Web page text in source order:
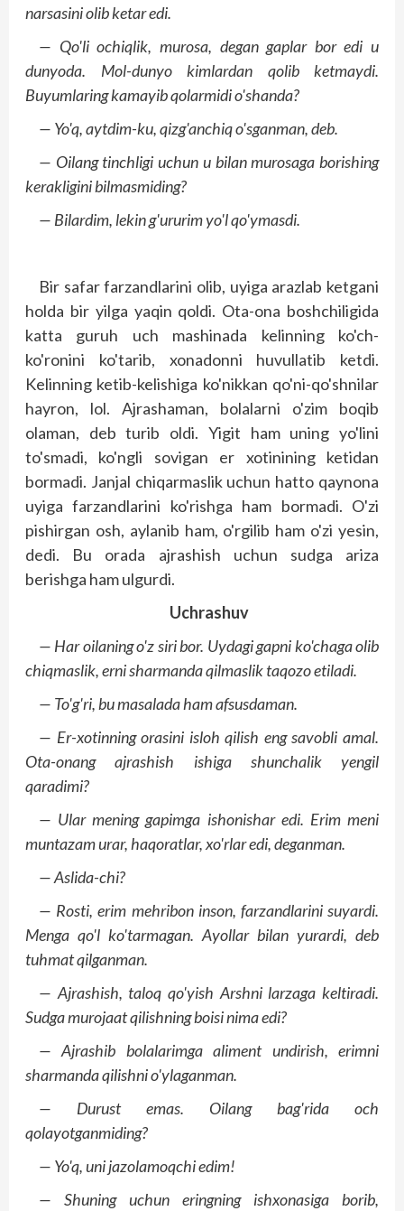
narsasini olib ketar edi.
— Qo'li ochiqlik, murosa, degan gaplar bor edi u
dunyoda. Mol-dunyo kimlardan qolib ketmaydi.
Buyumlaring kamayib qolarmidi o'shanda?
— Yo'q, aytdim-ku, qizg'anchiq o'sganman, deb.
— Oilang tinchligi uchun u bilan murosaga borishing
kerakligini bilmasmiding?
— Bilardim, lekin g'ururim yo'l qo'ymasdi.
Bir safar farzandlarini olib, uyiga arazlab ketgani
holda bir yilga yaqin qoldi. Ota-ona boshchiligida
katta guruh uch mashinada kelinning ko'ch-
ko'ronini ko'tarib, xonadonni huvullatib ketdi.
Kelinning ketib-kelishiga ko'nikkan qo'ni-qo'shnilar
hayron, lol. Ajrashaman, bolalarni o'zim boqib
olaman, deb turib oldi. Yigit ham uning yo'lini
to'smadi, ko'ngli sovigan er xotinining ketidan
bormadi. Janjal chiqarmaslik uchun hatto qaynona
uyiga farzandlarini ko'rishga ham bormadi. O'zi
pishirgan osh, aylanib ham, o'rgilib ham o'zi yesin,
dedi. Bu orada ajrashish uchun sudga ariza
berishga ham ulgurdi.
Uchrashuv
— Har oilaning o'z siri bor. Uydagi gapni ko'chaga olib
chiqmaslik, erni sharmanda qilmaslik taqozo etiladi.
— To'g'ri, bu masalada ham afsusdaman.
— Er-xotinning orasini isloh qilish eng savobli amal.
Ota-onang ajrashish ishiga shunchalik yengil
qaradimi?
— Ular mening gapimga ishonishar edi. Erim meni
muntazam urar, haqoratlar, xo'rlar edi, deganman.
— Aslida-chi?
— Rosti, erim mehribon inson, farzandlarini suyardi.
Menga qo'l ko'tarmagan. Ayollar bilan yurardi, deb
tuhmat qilganman.
— Ajrashish, taloq qo'yish Arshni larzaga keltiradi.
Sudga murojaat qilishning boisi nima edi?
— Ajrashib bolalarimga aliment undirish, erimni
sharmanda qilishni o'ylaganman.
— Durust emas. Oilang bag'rida och
qolayotganmiding?
— Yo'q, uni jazolamoqchi edim!
— Shuning uchun eringning ishxonasiga borib,